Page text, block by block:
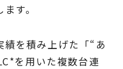
す。
を積み上げた「“あ
を用いた複数台連